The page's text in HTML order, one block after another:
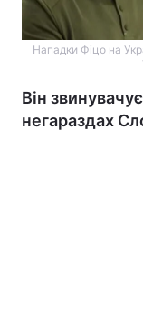
Нападки Фіцо на
Він
негараздах